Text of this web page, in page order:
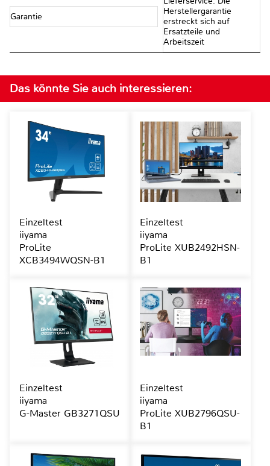
Garantie
Herstellergarantie
erstreckt sich auf
Ersatzteile und
Arbeitszeit
Das könnte Sie auch interessieren:
Einzeltest
iiyama
ProLite
XCB3494WQSN-B1
Einzeltest
iiyama
ProLite XUB2492HSN-
B1
Einzeltest
iiyama
G-Master GB3271QSU
Einzeltest
iiyama
ProLite XUB2796QSU-
B1